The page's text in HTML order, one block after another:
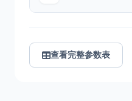
查看完整参数表